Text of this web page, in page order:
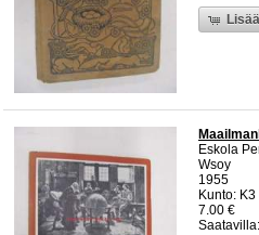
Eskola
Wsoy
1955
Kunto:
7.00 €